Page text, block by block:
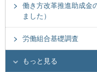
働き方改革推進助成金
ました）
労働組合基礎調査
もっと見る